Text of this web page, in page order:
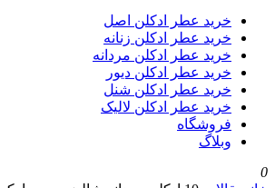
خرید عطر ادکلن اصل
خرید عطر ادکلن زنانه
خرید عطر ادکلن مردانه
خرید عطر ادکلن دیور
خرید عطر ادکلن شنل
خرید عطر ادکلن لالیک
فروشگاه
وبلاگ
0